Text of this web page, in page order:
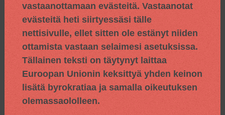
vastaanottamaan evästeitä. Vastaanotat
evästeitä heti siirtyessäsi tälle
nettisivulle, ellet sitten ole estänyt niiden
ottamista vastaan selaimesi asetuksissa.
Tällainen teksti on täytynyt laittaa
Euroopan Unionin keksittyä yhden keinon
lisätä byrokratiaa ja samalla oikeutuksen
olemassaololleen.